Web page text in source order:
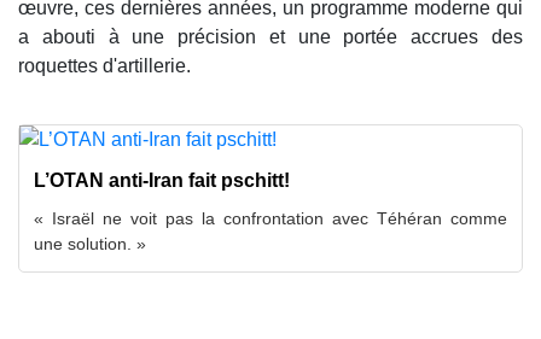
œuvre, ces dernières années, un programme moderne qui
a abouti à une précision et une portée accrues des
roquettes d'artillerie.
L’OTAN anti-Iran fait pschitt!
« Israël ne voit pas la confrontation avec Téhéran comme
une solution. »